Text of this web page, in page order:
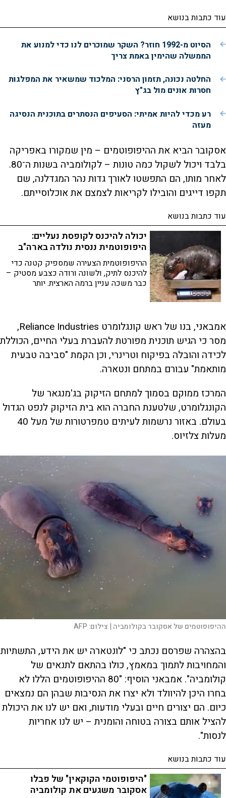
עוד כתבות בנושא
הסיוט מ-1992 חוזר? השקר שמוכרים לנו כדי למנוע את
הממשלה שהימין באמת צריך
החלטה נכונה, תזמון הרסני: המלכוד שמשאיר את המפלגות
חסרות אונים מול בג"ץ
רע מכדי להיות אמיתי: הסעיפים הנסתרים בתוכנית הנסיגה
מעזה
אסקובר הביא את ההיפופוטמים – מין שמקורו באפריקה
בלבד ויכול לשקול כמה טונות – לקולומביה בשנות ה־80.
לאחר מותו, הם התפשטו לאורך גדות נהר המגדלנה, שם
תקפו דייגים והובילו לקריאות לצמצם את אוכלוסייתם.
עוד כתבות בנושא
יכולה להיכנס לקופסת נעליים:
היפופוטמית ננסית נולדה בארה"ב
ההיפופוטמית הצעירה שמספיק קטנה כדי
להיכנס לתיק, ולשונה ורודה כצבע מסטיק –
כבר משכה עניין ברמה הארצית. יותר
אמבאני, בנו של ראש קונגלומרט Reliance Industries,
מסר כי הגיש תוכנית מפורטת להעברת בעלי החיים, הכוללת
לכידה והובלה בפיקוח וטרינרי, וכן הקמת "סביבה טבעית
מותאמת" עבורם במתחם ונטארה.
המרכז ממוקם בסמוך למתחם הזיקוק בג'מנגאר של
הקונגלומרט, שלטענת החברה הוא בית הזיקוק לנפט הגדול
בעולם. באזור נרשמות לעיתים טמפרטורות של מעל 40
מעלות צלזיוס.
ההיפופוטמים של אסקובר בקולומביה | צילום:AFP
בהצהרה שפרסם נכתב כי "לונטארה יש את הידע, התשתיות
והמחויבות לתמוך במאמץ, כולו בהתאם לתנאים של
קולומביה". אמבאני הוסיף: "80 ההיפופוטמים הללו לא
בחרו היכן להיוולד ולא יצרו את הנסיבות שבהן הם נמצאים
כיום. הם יצורים חיים ובעלי מודעות, ואם יש לנו את היכולת
להציל אותם בצורה בטוחה והומנית – יש לנו אחריות
לנסות".
עוד כתבות בנושא
"היפופוטמי הקוקאין" של פבלו
אסקובר משגעים את קולומביה